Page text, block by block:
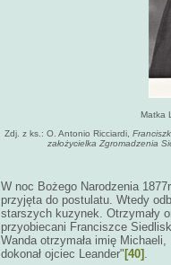
Matka
Zdj. z ks.: O. Antonio Ricciardi,
założycielka Zgromadzenia
W noc Bożego Narodzenia
przyjęta do postulatu. Wtedy
starszych kuzynek. Otrzymały
przyobiecani Franciszce
Wanda otrzymała imię
dokonał ojciec Leander" [40] .